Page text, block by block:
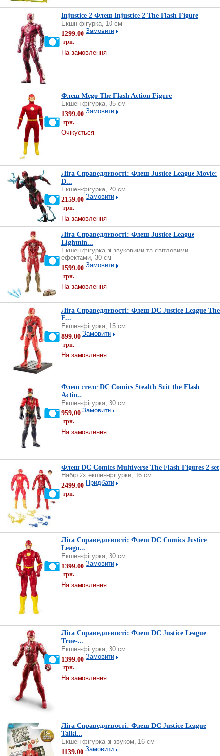
Injustice 2 Флеш Injustice 2 The Flash Figure
Екшн-фігурка, 10 см
1299.00
грн.
Замовити
На замовлення
Флеш Mego The Flash Action Figure
Екшен-фігурка, 35 см
1399.00
грн.
Замовити
Очікується
Ліга Справедливості: Флеш Justice League Movie:
D...
Екшен-фігурка, 20 см
2159.00
грн.
Замовити
На замовлення
Ліга Справедливості: Флеш Justice League
Lightnin...
Екшен-фігурка зі звуковими та світловими
ефектами, 30 см
1599.00
грн.
Замовити
На замовлення
Ліга Справедливості: Флеш DC Justice League The
F...
Екшен-фігурка, 15 см
899.00
грн.
Замовити
На замовлення
Флеш стелс DC Comics Stealth Suit the Flash
Actio...
Екшен-фігурка, 30 см
959,00
грн.
Замовити
На замовлення
Флеш DC Comics Multiverse The Flash Figures 2 set
Набір 2х екшен-фігурки, 16 см
2499.00
грн.
Придбати
Ліга Справедливості: Флеш DC Comics Justice
Leagu...
Екшен-фігурка, 30 см
1399.00
грн.
Замовити
На замовлення
Ліга Справедливості: Флеш DC Justice League
True-...
Екшен-фігурка, 30 см
1399.00
грн.
Замовити
На замовлення
Ліга Справедливості: Флеш DC Justice League
Talki...
Екшен-фігурка зі звуком, 16 см
1139.00 Замовити